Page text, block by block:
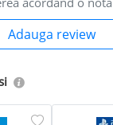
Adauga review